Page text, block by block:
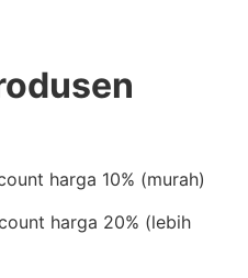
harga 10% (murah)
harga 20% (lebih